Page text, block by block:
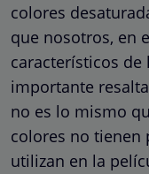
colores
que nosotros, en
característicos de
importante
no es lo mismo
colores no tienen
utilizan en la